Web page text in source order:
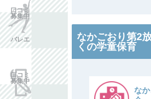
口コミ
募集中
バレエ
口コミ
募集中
なかごおり第2
くの学童保育
な